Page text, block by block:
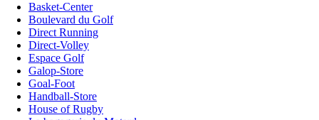
Basket-Center
Boulevard du Golf
Direct Running
Direct-Volley
Espace Golf
Galop-Store
Goal-Foot
Handball-Store
House of Rugby